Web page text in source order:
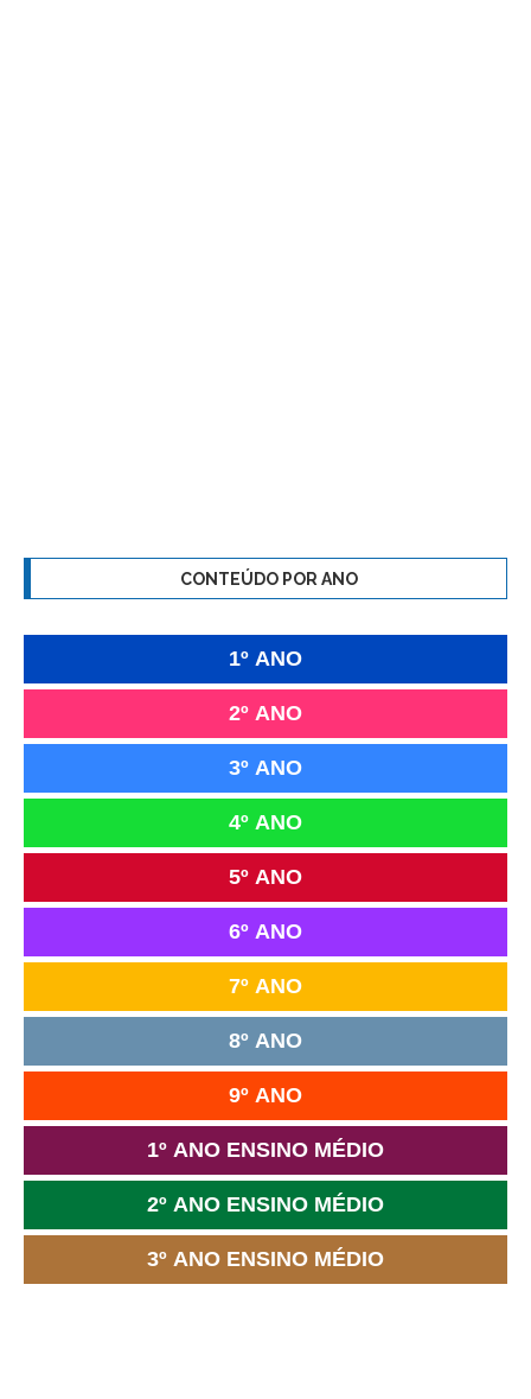
CONTEÚDO POR ANO
1º ANO
2º ANO
3º ANO
4º ANO
5º ANO
6º ANO
7º ANO
8º ANO
9º ANO
1º ANO ENSINO MÉDIO
2º ANO ENSINO MÉDIO
3º ANO ENSINO MÉDIO